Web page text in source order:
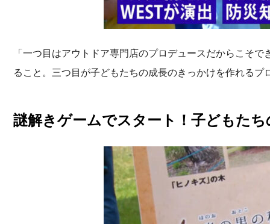
「一つ目はアウトドア専門店のプロデュースだからこそ
ること。三つ目が子どもたちの成長のきっかけを作れるプ
謎解きゲームでスタート！子どもた